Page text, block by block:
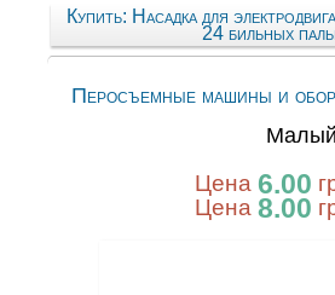
Купить: Насадка для
24 бильных
Перосъемные машины и
Цена 6.00
Цена8.00